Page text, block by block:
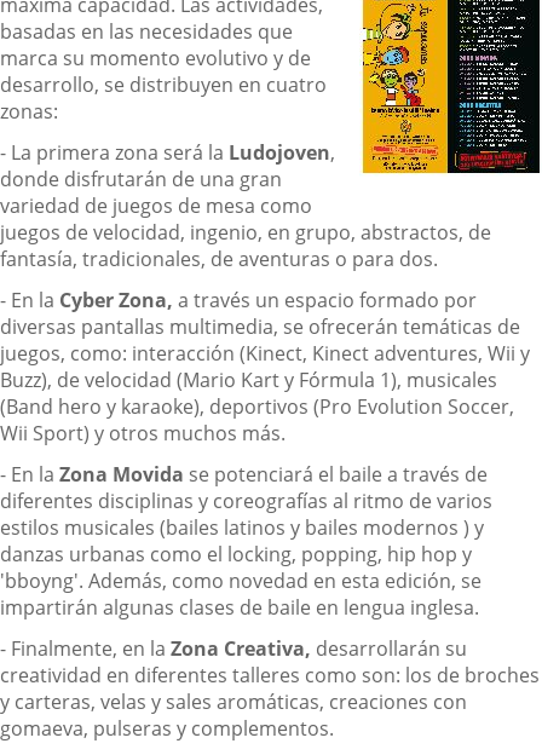
basadas en las necesidades que
marca su momento evolutivo y de
desarrollo, se distribuyen en cuatro
zonas:
- La primera zona será la Ludojoven,
donde disfrutarán de una gran
variedad de juegos de mesa como
juegos de velocidad, ingenio, en grupo, abstractos, de
fantasía, tradicionales, de aventuras o para dos.
- En la Cyber Zona, a través un espacio formado por
diversas pantallas multimedia, se ofrecerán temáticas de
juegos, como: interacción (Kinect, Kinect adventures, Wii y
Buzz), de velocidad (Mario Kart y Fórmula 1), musicales
(Band hero y karaoke), deportivos (Pro Evolution Soccer,
Wii Sport) y otros muchos más.
- En la Zona Movida se potenciará el baile a través de
diferentes disciplinas y coreografías al ritmo de varios
estilos musicales (bailes latinos y bailes modernos ) y
danzas urbanas como el locking, popping, hip hop y
'bboyng'. Además, como novedad en esta edición, se
impartirán algunas clases de baile en lengua inglesa.
- Finalmente, en la Zona Creativa, desarrollarán su
creatividad en diferentes talleres como son: los de broches
y carteras, velas y sales aromáticas, creaciones con
gomaeva, pulseras y complementos.